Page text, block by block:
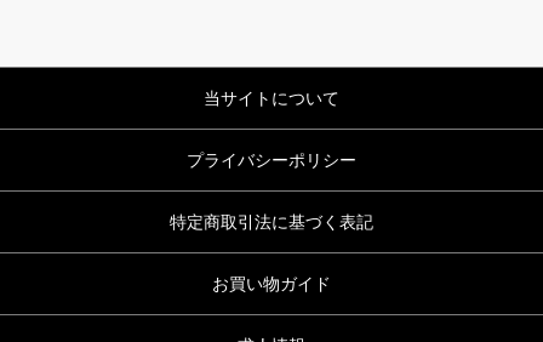
当サイトについて
プライバシーポリシー
特定商取引法に基づく表記
お買い物ガイド